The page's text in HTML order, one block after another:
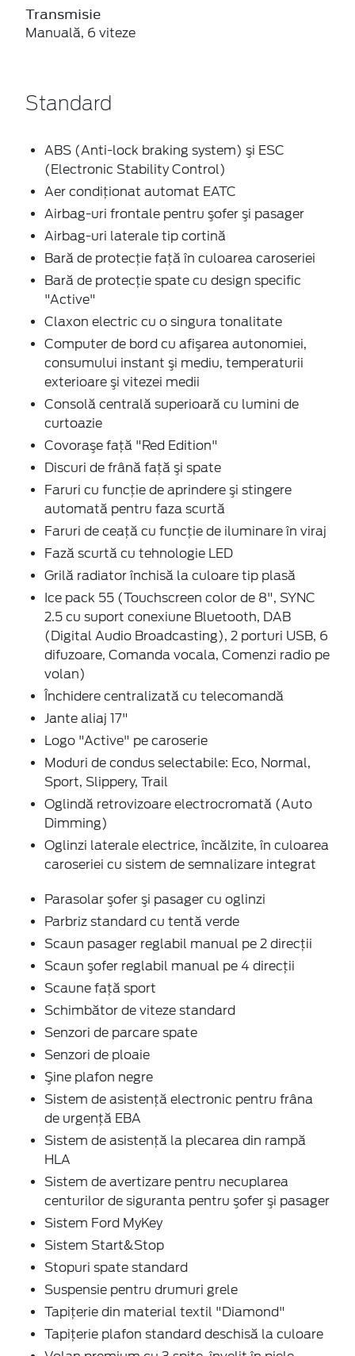
Transmisie
Manuală, 6 viteze
Standard
ABS (Anti-lock braking system) şi ESC
(Electronic Stability Control)
Aer condiţionat automat EATC
Airbag-uri frontale pentru şofer şi pasager
Airbag-uri laterale tip cortină
Bară de protecţie faţă în culoarea caroseriei
Bară de protecţie spate cu design specific
"Active"
Claxon electric cu o singura tonalitate
Computer de bord cu afişarea autonomiei,
consumului instant şi mediu, temperaturii
exterioare şi vitezei medii
Consolă centrală superioară cu lumini de
curtoazie
Covoraşe faţă "Red Edition"
Discuri de frână faţă şi spate
Faruri cu funcţie de aprindere şi stingere
automată pentru faza scurtă
Faruri de ceaţă cu funcţie de iluminare în viraj
Fază scurtă cu tehnologie LED
Grilă radiator închisă la culoare tip plasă
Ice pack 55 (Touchscreen color de 8", SYNC
2.5 cu suport conexiune Bluetooth, DAB
(Digital Audio Broadcasting), 2 porturi USB, 6
difuzoare, Comanda vocala, Comenzi radio pe
volan)
Închidere centralizată cu telecomandă
Jante aliaj 17"
Logo "Active" pe caroserie
Moduri de condus selectabile: Eco, Normal,
Sport, Slippery, Trail
Oglindă retrovizoare electrocromată (Auto
Dimming)
Oglinzi laterale electrice, încălzite, în culoarea
caroseriei cu sistem de semnalizare integrat
Parasolar şofer şi pasager cu oglinzi
Parbriz standard cu tentă verde
Scaun pasager reglabil manual pe 2 direcţii
Scaun şofer reglabil manual pe 4 direcţii
Scaune faţă sport
Schimbător de viteze standard
Senzori de parcare spate
Senzori de ploaie
Şine plafon negre
Sistem de asistenţă electronic pentru frâna
de urgenţă EBA
Sistem de asistenţă la plecarea din rampă
HLA
Sistem de avertizare pentru necuplarea
centurilor de siguranta pentru şofer şi pasager
Sistem Ford MyKey
Sistem Start&Stop
Stopuri spate standard
Suspensie pentru drumuri grele
Tapiţerie din material textil "Diamond"
Tapiţerie plafon standard deschisă la culoare